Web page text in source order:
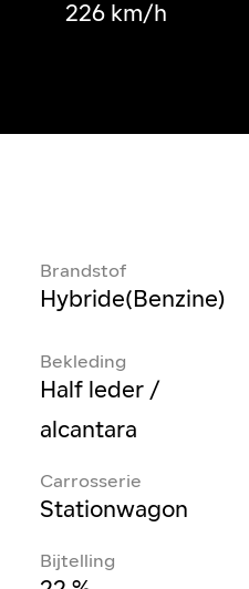
226 km/h
Brandstof
Hybride(Benzine)
Bekleding
Half leder /
alcantara
Carrosserie
Stationwagon
Bijtelling